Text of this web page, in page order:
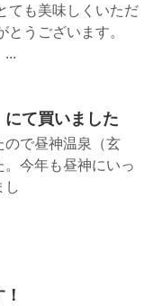
ても美味しくいただ
とうございます。
て買いました
ので昼神温泉（玄
今年も昼神にいっ
し